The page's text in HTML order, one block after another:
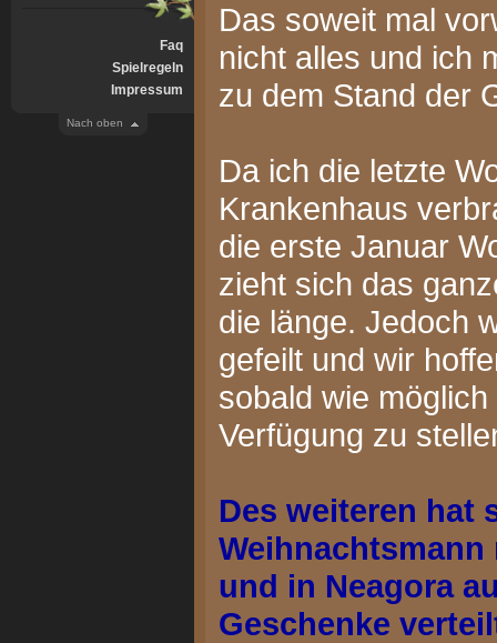
Faq
Spielregeln
Impressum
Nach oben
Das soweit mal
nicht alles und ich
zu dem Stand der
Da ich die letzte
Krankenhaus
die erste Januar
zieht sich das
die länge. Jedoch
gefeilt und wir
sobald wie
Verfügung zu
Des weiteren hat
und in Neagora
Geschenke